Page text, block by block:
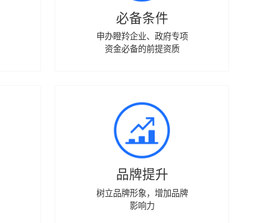
必备条件
申办瞪羚企业、政府专项
资金必备的前提资质
品牌提升
树立品牌形象，增加品牌
影响力